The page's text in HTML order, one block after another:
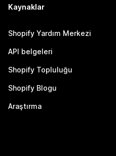
Kaynaklar
Shopify Yardım Merkezi
API belgeleri
Shopify Topluluğu
Shopify Blogu
Araştırma